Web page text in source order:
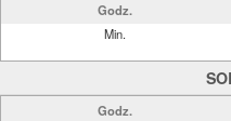
Godz.
Min.
Godz.